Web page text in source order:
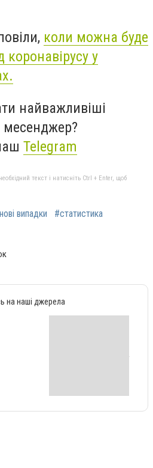
коли можна буде
коронавірусу у
найважливіші
Telegram
текст і натисніть Ctrl + Enter, щоб
випадки
#статистика
на наші джерела